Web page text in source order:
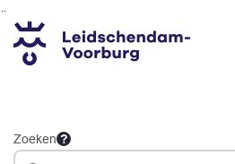
Ga naar de inhoud van deze pagina
Ga naar het zoeken
Ga naar het menu
Zoeken